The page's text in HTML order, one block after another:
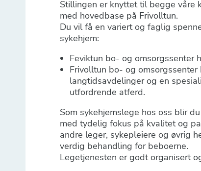
Stillingen er knyttet til begge våre
med hovedbase på Frivolltun.
Du vil få en variert og faglig
sykehjem:
Feviktun bo- og omsorgssenter
Frivolltun bo- og
langtidsavdelinger og en
utfordrende atferd.
Som sykehjemslege hos oss blir
med tydelig fokus på kvalitet og
andre leger, sykepleiere og øvrig
verdig behandling for beboerne.
Legetjenesten er godt organisert